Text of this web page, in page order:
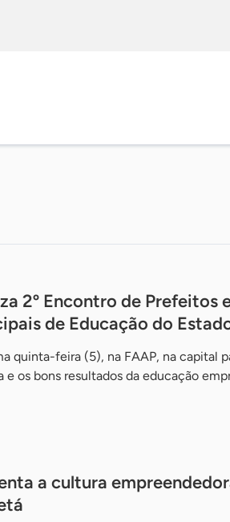
2º Encontro de Prefeitos
de Educação do
quinta-feira (5), na FAAP, na capital
os bons resultados da educação
a cultura